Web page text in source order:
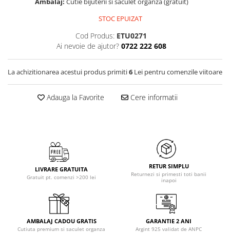
STOC EPUIZAT
Cod Produs: ETU0271
Ai nevoie de ajutor? 0722 222 608
La achizitionarea acestui produs primiti6 Lei pentru comenzile viitoare
Adauga la Favorite Cere informatii
LIVRARE GRATUITA
Gratuit pt. comenzi >200 lei
RETUR SIMPLU
Returnezi si primesti toti banii
inapoi
AMBALAJ CADOU GRATIS
Cutiuta premium si saculet organza
GARANTIE 2 ANI
Argint 925 validat de ANPC